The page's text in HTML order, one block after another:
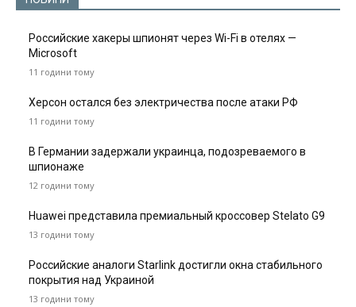
Российские хакеры шпионят через Wi-Fi в отелях —
Microsoft
11 години тому
Херсон остался без электричества после атаки РФ
11 години тому
В Германии задержали украинца, подозреваемого в
шпионаже
12 години тому
Huawei представила премиальный кроссовер Stelato G9
13 години тому
Российские аналоги Starlink достигли окна стабильного
покрытия над Украиной
13 години тому